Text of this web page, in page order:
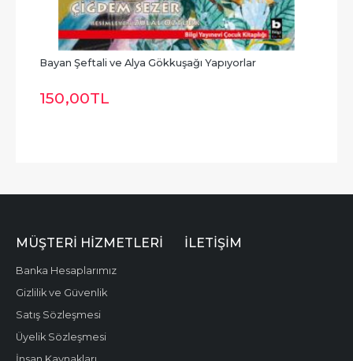
Bayan Şeftali ve Alya Gökkuşağı Yapıyorlar
150,00TL
MÜŞTERI HIZMETLERI
Banka Hesaplarımız
Gizlilik ve Güvenlik
Satış Sözleşmesi
Üyelik Sözleşmesi
İLETIŞIM